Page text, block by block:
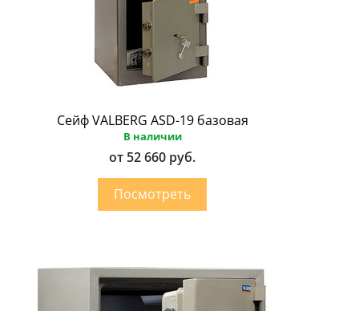
Сейф VALBERG ASD-19 базовая
В наличии
от 52 660 руб.